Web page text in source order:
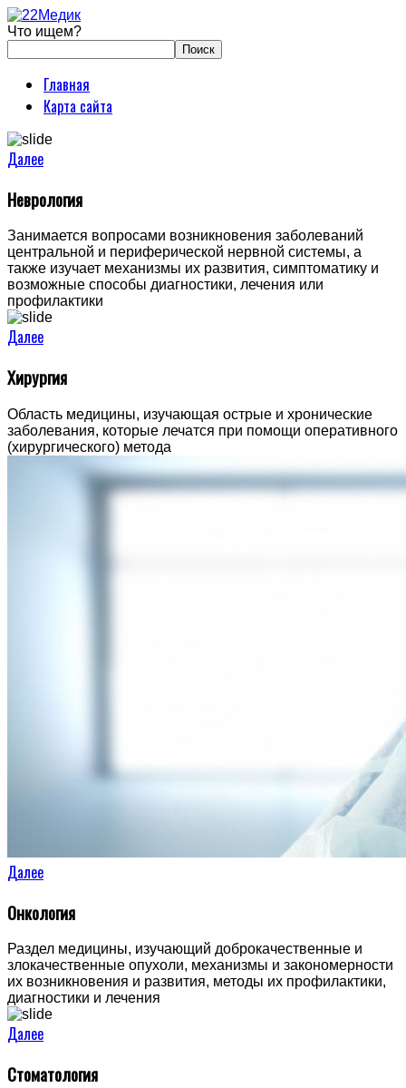
Что ищем?
Главная
Карта сайта
Далее
Неврология
Занимается вопросами возникновения заболеваний
центральной и периферической нервной системы, а
также изучает механизмы их развития, симптоматику и
возможные способы диагностики, лечения или
профилактики
Далее
Хирургия
Область медицины, изучающая острые и хронические
заболевания, которые лечатся при помощи оперативного
(хирургического) метода
Далее
Онкология
Раздел медицины, изучающий доброкачественные и
злокачественные опухоли, механизмы и закономерности
их возникновения и развития, методы их профилактики,
диагностики и лечения
Далее
Стоматология